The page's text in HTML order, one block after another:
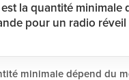
la quantité minimale
pour un radio
minimale dépend du